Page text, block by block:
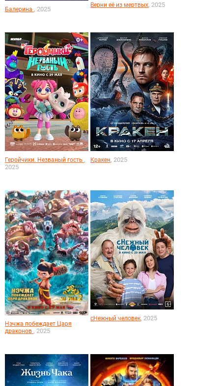
Балерина , 2025
Верни её из мертвых, 2025
Геройчики. Незваный гость ,
2025
Кракен, 2025
Нэчжа побеждает Царя
драконов , 2025
сНежный человек, 2025